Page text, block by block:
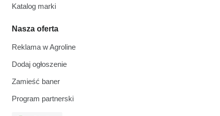
Katalog marki
Nasza oferta
Reklama w Agroline
Dodaj ogłoszenie
Zamieść baner
Program partnerski